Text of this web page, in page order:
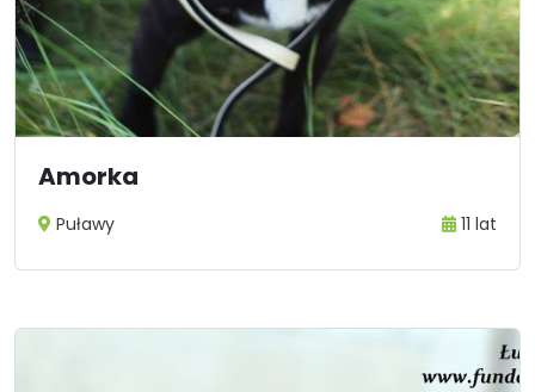
Amorka
Puławy 11 lat